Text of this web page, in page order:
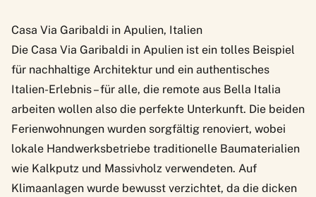
Casa Via Garibaldi in Apulien, Italien
Die Casa Via Garibaldi in Apulien ist ein tolles Beispiel
für nachhaltige Architektur und ein authentisches
Italien-Erlebnis – für alle, die remote aus Bella Italia
arbeiten wollen also die perfekte Unterkunft. Die beiden
Ferienwohnungen wurden sorgfältig renoviert, wobei
lokale Handwerksbetriebe traditionelle Baumaterialien
wie Kalkputz und Massivholz verwendeten. Auf
Klimaanlagen wurde bewusst verzichtet, da die dicken